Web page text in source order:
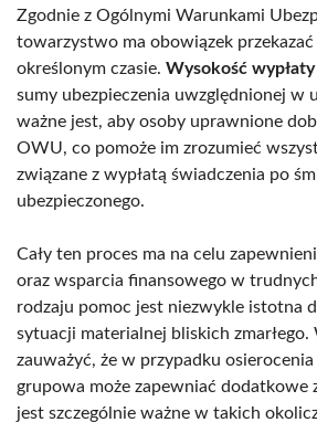
Zgodnie z Ogólnymi Warunkami
towarzystwo ma obowiązek
określonym czasie. Wysokość wypłaty
sumy ubezpieczenia uwzględnionej w
ważne jest, aby osoby uprawnione
OWU, co pomoże im zrozumieć
związane z wypłatą świadczenia po
ubezpieczonego.
Cały ten proces ma na celu
oraz wsparcia finansowego w
rodzaju pomoc jest niezwykle istotna
sytuacji materialnej bliskich
zauważyć, że w przypadku
grupowa może zapewniać dodatkowe
jest szczególnie ważne w takich